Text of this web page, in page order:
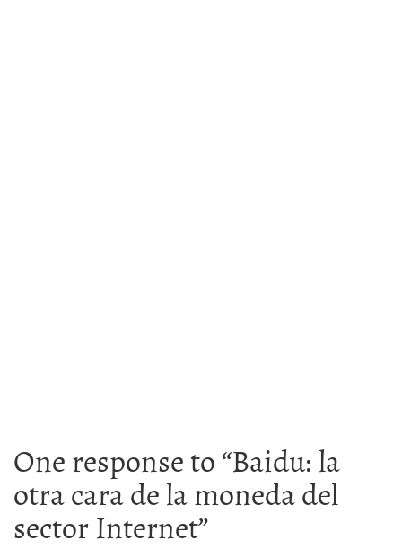
One response to “Baidu: la
otra cara de la moneda del
sector Internet”